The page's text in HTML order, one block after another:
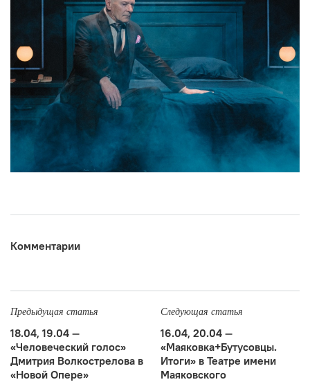
Комментарии
Предыдущая статья
18.04, 19.04 —
«Человеческий голос»
Дмитрия Волкострелова в
«Новой Опере»
Следующая статья
16.04, 20.04 —
«Маяковка+Бутусовцы.
Итоги» в Театре имени
Маяковского